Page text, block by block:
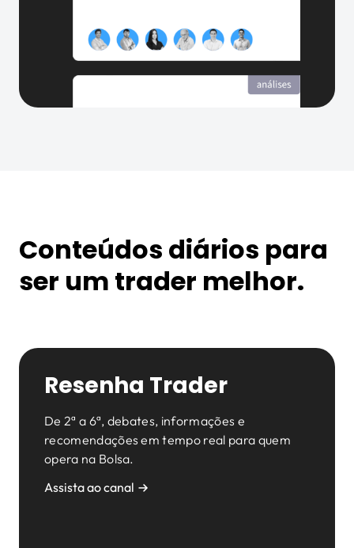
Conteúdos diários para
ser um trader melhor.
Resenha Trader
De 2ª a 6ª, debates, informações e
recomendações em tempo real para quem
opera na Bolsa.
Assista ao canal